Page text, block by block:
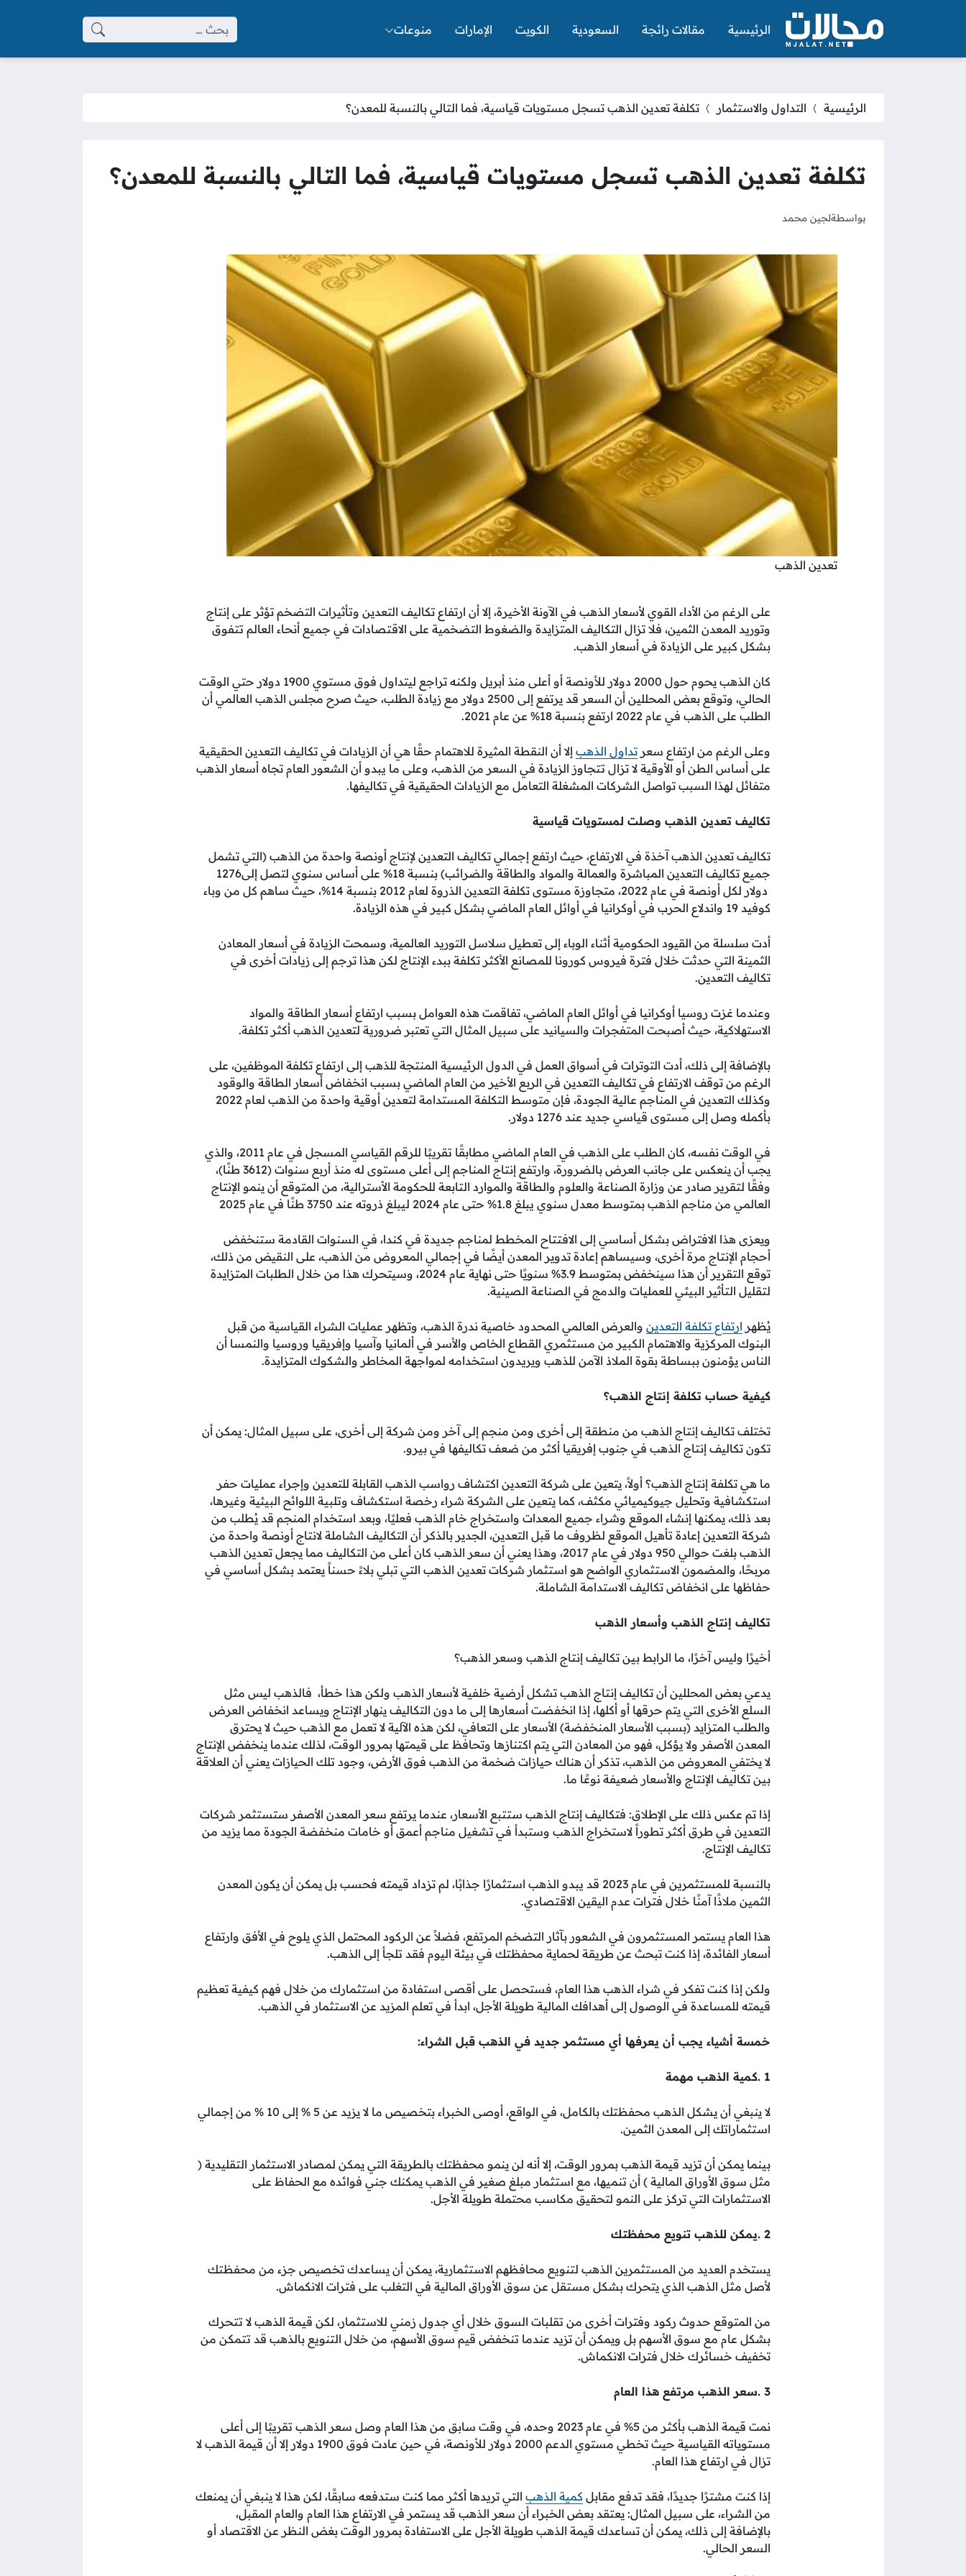
الرئيسية مقالات رائجة السعودية الكويت الإمارات منوعات البحث عن:
الرئيسية التداول والاستثمار تكلفة تعدين الذهب تسجل مستويات قياسية، فما التالي بالنسبة للمعدن؟
تكلفة تعدين الذهب تسجل مستويات قياسية، فما التالي بالنسبة للمعدن؟
بواسطةلجين محمد
تعدين الذهب
على الرغم من الأداء القوي لأسعار الذهب في الآونة الأخيرة، إلا أن ارتفاع تكاليف التعدين وتأثيرات التضخم تؤثر على إنتاج
وتوريد المعدن الثمين، فلا تزال التكاليف المتزايدة والضغوط التضخمية على الاقتصادات في جميع أنحاء العالم تتفوق
بشكل كبير على الزيادة في أسعار الذهب.
كان الذهب يحوم حول 2000 دولار للأونصة أو أعلى منذ أبريل ولكنه تراجع ليتداول فوق مستوي 1900 دولار حتي الوقت
الحالي، وتوقع بعض المحللين أن السعر قد يرتفع إلى 2500 دولار مع زيادة الطلب، حيث صرح مجلس الذهب العالمي أن
الطلب على الذهب في عام 2022 ارتفع بنسبة 18% عن عام 2021.
وعلى الرغم من ارتفاع سعر تداول الذهب إلا أن النقطة المثيرة للاهتمام حقًا هي أن الزيادات في تكاليف التعدين الحقيقية
على أساس الطن أو الأوقية لا تزال تتجاوز الزيادة في السعر من الذهب، وعلى ما يبدو أن الشعور العام تجاه أسعار الذهب
متفائل لهذا السبب تواصل الشركات المشغلة التعامل مع الزيادات الحقيقية في تكاليفها.
تكاليف تعدين الذهب وصلت لمستويات قياسية
تكاليف تعدين الذهب آخذة في الارتفاع، حيث ارتفع إجمالي تكاليف التعدين لإنتاج أونصة واحدة من الذهب (التي تشمل
جميع تكاليف التعدين المباشرة والعمالة والمواد والطاقة والضرائب) بنسبة 18% على أساس سنوي لتصل إلى1276
دولار لكل أونصة في عام 2022، متجاوزة مستوى تكلفة التعدين الذروة لعام 2012 بنسبة 14%، حيث ساهم كل من وباء
كوفيد 19 واندلاع الحرب في أوكرانيا في أوائل العام الماضي بشكل كبير في هذه الزيادة.
أدت سلسلة من القيود الحكومية أثناء الوباء إلى تعطيل سلاسل التوريد العالمية، وسمحت الزيادة في أسعار المعادن
الثمينة التي حدثت خلال فترة فيروس كورونا للمصانع الأكثر تكلفة ببدء الإنتاج لكن هذا ترجم إلى زيادات أخرى في
تكاليف التعدين.
وعندما غزت روسيا أوكرانيا في أوائل العام الماضي، تفاقمت هذه العوامل بسبب ارتفاع أسعار الطاقة والمواد
الاستهلاكية، حيث أصبحت المتفجرات والسيانيد على سبيل المثال التي تعتبر ضرورية لتعدين الذهب أكثر تكلفة.
بالإضافة إلى ذلك، أدت التوترات في أسواق العمل في الدول الرئيسية المنتجة للذهب إلى ارتفاع تكلفة الموظفين، على
الرغم من توقف الارتفاع في تكاليف التعدين في الربع الأخير من العام الماضي بسبب انخفاض أسعار الطاقة والوقود
وكذلك التعدين في المناجم عالية الجودة، فإن متوسط التكلفة المستدامة لتعدين أوقية واحدة من الذهب لعام 2022
بأكمله وصل إلى مستوى قياسي جديد عند 1276 دولار.
في الوقت نفسه، كان الطلب على الذهب في العام الماضي مطابقًا تقريبًا للرقم القياسي المسجل في عام 2011، والذي
يجب أن ينعكس على جانب العرض بالضرورة، وارتفع إنتاج المناجم إلى أعلى مستوى له منذ أربع سنوات (3612 طنًا)،
وفقًا لتقرير صادر عن وزارة الصناعة والعلوم والطاقة والموارد التابعة للحكومة الأسترالية، من المتوقع أن ينمو الإنتاج
العالمي من مناجم الذهب بمتوسط معدل سنوي يبلغ 1.8% حتى عام 2024 ليبلغ ذروته عند 3750 طنًا في عام 2025
ويعزى هذا الافتراض بشكل أساسي إلى الافتتاح المخطط لمناجم جديدة في كندا، في السنوات القادمة ستنخفض
أحجام الإنتاج مرة أخرى، وسيساهم إعادة تدوير المعدن أيضًا في إجمالي المعروض من الذهب، على النقيض من ذلك،
توقع التقرير أن هذا سينخفض بمتوسط 3.9% سنويًا حتى نهاية عام 2024، وسيتحرك هذا من خلال الطلبات المتزايدة
لتقليل التأثير البيئي للعمليات والدمج في الصناعة الصينية.
يُظهر ارتفاع تكلفة التعدين والعرض العالمي المحدود خاصية ندرة الذهب، وتظهر عمليات الشراء القياسية من قبل
البنوك المركزية والاهتمام الكبير من مستثمري القطاع الخاص والأسر في ألمانيا وآسيا وإفريقيا وروسيا والنمسا أن
الناس يؤمنون ببساطة بقوة الملاذ الآمن للذهب ويريدون استخدامه لمواجهة المخاطر والشكوك المتزايدة.
كيفية حساب تكلفة إنتاج الذهب؟
تختلف تكاليف إنتاج الذهب من منطقة إلى أخرى ومن منجم إلى آخر ومن شركة إلى أخرى، على سبيل المثال: يمكن أن
تكون تكاليف إنتاج الذهب في جنوب إفريقيا أكثر من ضعف تكاليفها في بيرو.
ما هي تكلفة إنتاج الذهب؟ أولاً، يتعين على شركة التعدين اكتشاف رواسب الذهب القابلة للتعدين وإجراء عمليات حفر
استكشافية وتحليل جيوكيميائي مكثف، كما يتعين على الشركة شراء رخصة استكشاف وتلبية اللوائح البيئية وغيرها،
بعد ذلك، يمكنها إنشاء الموقع وشراء جميع المعدات واستخراج خام الذهب فعليًا، وبعد استخدام المنجم قد يُطلب من
شركة التعدين إعادة تأهيل الموقع لظروف ما قبل التعدين، الجدير بالذكر أن التكاليف الشاملة لانتاج أونصة واحدة من
الذهب بلغت حوالي 950 دولار في عام 2017، وهذا يعني أن سعر الذهب كان أعلى من التكاليف مما يجعل تعدين الذهب
مربحًا، والمضمون الاستثماري الواضح هو استثمار شركات تعدين الذهب التي تبلي بلاءً حسناً يعتمد بشكل أساسي في
حفاظها على انخفاض تكاليف الاستدامة الشاملة.
تكاليف إنتاج الذهب وأسعار الذهب
أخيرًا وليس آخرًا، ما الرابط بين تكاليف إنتاج الذهب وسعر الذهب؟
يدعي بعض المحللين أن تكاليف إنتاج الذهب تشكل أرضية خلفية لأسعار الذهب ولكن هذا خطأ، فالذهب ليس مثل
السلع الأخرى التي يتم حرقها أو أكلها، إذا انخفضت أسعارها إلى ما دون التكاليف ينهار الإنتاج ويساعد انخفاض العرض
والطلب المتزايد (بسبب الأسعار المنخفضة) الأسعار على التعافي، لكن هذه الآلية لا تعمل مع الذهب حيث لا يحترق
المعدن الأصفر ولا يؤكل، فهو من المعادن التي يتم اكتنازها وتحافظ على قيمتها بمرور الوقت، لذلك عندما ينخفض الإنتاج
لا يختفي المعروض من الذهب، تذكر أن هناك حيازات ضخمة من الذهب فوق الأرض، وجود تلك الحيازات يعني أن العلاقة
بين تكاليف الإنتاج والأسعار ضعيفة نوعًا ما.
إذا تم عكس ذلك على الإطلاق: فتكاليف إنتاج الذهب ستتبع الأسعار، عندما يرتفع سعر المعدن الأصفر ستستثمر شركات
التعدين في طرق أكثر تطوراً لاستخراج الذهب وستبدأ في تشغيل مناجم أعمق أو خامات منخفضة الجودة مما يزيد من
تكاليف الإنتاج.
بالنسبة للمستثمرين في عام 2023 قد يبدو الذهب استثمارًا جذابًا، لم تزداد قيمته فحسب بل يمكن أن يكون المعدن
الثمين ملاذًا آمنًا خلال فترات عدم اليقين الاقتصادي.
هذا العام يستمر المستثمرون في الشعور بآثار التضخم المرتفع، فضلاً عن الركود المحتمل الذي يلوح في الأفق وارتفاع
أسعار الفائدة، إذا كنت تبحث عن طريقة لحماية محفظتك في بيئة اليوم فقد تلجأ إلى الذهب.
ولكن إذا كنت تفكر في شراء الذهب هذا العام، فستحصل على أقصى استفادة من استثمارك من خلال فهم كيفية تعظيم
قيمته للمساعدة في الوصول إلى أهدافك المالية طويلة الأجل، ابدأ في تعلم المزيد عن الاستثمار في الذهب.
خمسة أشياء يجب أن يعرفها أي مستثمر جديد في الذهب قبل الشراء:
1 .كمية الذهب مهمة
لا ينبغي أن يشكل الذهب محفظتك بالكامل، في الواقع، أوصى الخبراء بتخصيص ما لا يزيد عن 5 % إلى 10 % من إجمالي
استثماراتك إلى المعدن الثمين.
بينما يمكن أن تزيد قيمة الذهب بمرور الوقت، إلا أنه لن ينمو محفظتك بالطريقة التي يمكن لمصادر الاستثمار التقليدية (
مثل سوق الأوراق المالية ) أن تنميها، مع استثمار مبلغ صغير في الذهب يمكنك جني فوائده مع الحفاظ على
الاستثمارات التي تركز على النمو لتحقيق مكاسب محتملة طويلة الأجل.
2 .يمكن للذهب تنويع محفظتك
يستخدم العديد من المستثمرين الذهب لتنويع محافظهم الاستثمارية، يمكن أن يساعدك تخصيص جزء من محفظتك
لأصل مثل الذهب الذي يتحرك بشكل مستقل عن سوق الأوراق المالية في التغلب على فترات الانكماش.
من المتوقع حدوث ركود وفترات أخرى من تقلبات السوق خلال أي جدول زمني للاستثمار، لكن قيمة الذهب لا تتحرك
بشكل عام مع سوق الأسهم بل ويمكن أن تزيد عندما تنخفض قيم سوق الأسهم، من خلال التنويع بالذهب قد تتمكن من
تخفيف خسائرك خلال فترات الانكماش.
3 .سعر الذهب مرتفع هذا العام
نمت قيمة الذهب بأكثر من 5% في عام 2023 وحده، في وقت سابق من هذا العام وصل سعر الذهب تقريبًا إلى أعلى
مستوياته القياسية حيث تخطي مستوي الدعم 2000 دولار للأونصة، في حين عادت فوق 1900 دولار إلا أن قيمة الذهب لا
تزال في ارتفاع هذا العام.
إذا كنت مشترًا جديدًا، فقد تدفع مقابل كمية الذهب التي تريدها أكثر مما كنت ستدفعه سابقًا، لكن هذا لا ينبغي أن يمنعك
من الشراء، على سبيل المثال: يعتقد بعض الخبراء أن سعر الذهب قد يستمر في الارتفاع هذا العام والعام المقبل،
بالإضافة إلى ذلك، يمكن أن تساعدك قيمة الذهب طويلة الأجل على الاستفادة بمرور الوقت بغض النظر عن الاقتصاد أو
السعر الحالي.